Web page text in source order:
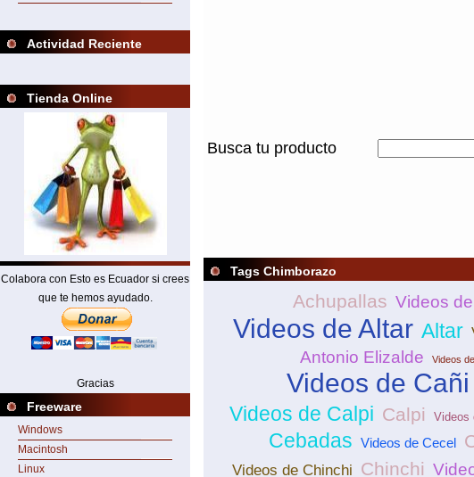
Actividad Reciente
Tienda Online
Colabora con Esto es Ecuador si crees
que te hemos ayudado.
Gracias
Freeware
Windows
Macintosh
Linux
Busca tu producto
Tags Chimborazo
Achupallas Videos
Videos de Altar Altar
Antonio Elizalde Videos
Videos de Cañi
Videos de Calpi Calpi Videos
Cebadas Videos de Cecel
Videos de Chinchi Chinchi